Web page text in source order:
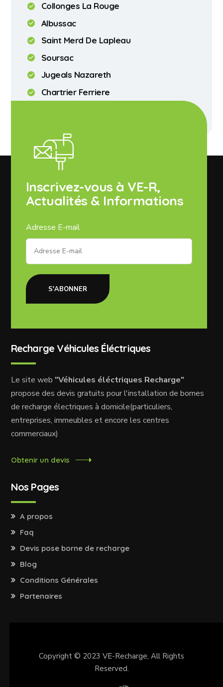
Collonges La Rouge
Albussac
Saint Merd De Lapleau
Soursac
Jugeals Nazareth
Chartrier Ferriere
Inscrivez-vous à VE-R,
Actualités & Informations
Adresse E-mail
S'ABONNER
Recharge Véhicules Éléctriques
Le site web "Véhicules éléctriques Recharge"
propose des devis gratuits pour l'installation de bornes
de recharge électriques à domicile(particuliers,
entreprises, immeubles et encore les centres
commerciaux)
Obtenir un devis
Nos Pages
A propos
Faq
Devis pose borne de recharge
Blog
Conditions Générales
Partenaires
Copyright © 2023 VE-Recharge, All Rights
Reserved.